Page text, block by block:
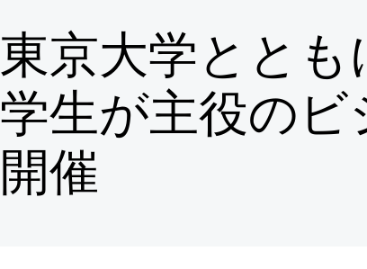
東京大学とと
学生が主役の
開催